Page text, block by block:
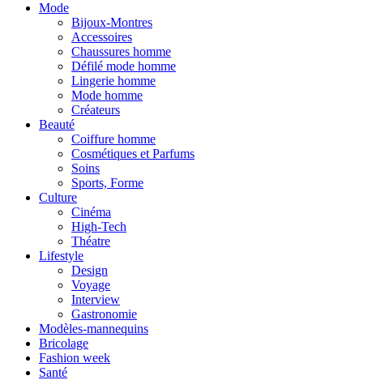
Mode
Bijoux-Montres
Accessoires
Chaussures homme
Défilé mode homme
Lingerie homme
Mode homme
Créateurs
Beauté
Coiffure homme
Cosmétiques et Parfums
Soins
Sports, Forme
Culture
Cinéma
High-Tech
Théatre
Lifestyle
Design
Voyage
Interview
Gastronomie
Modèles-mannequins
Bricolage
Fashion week
Santé